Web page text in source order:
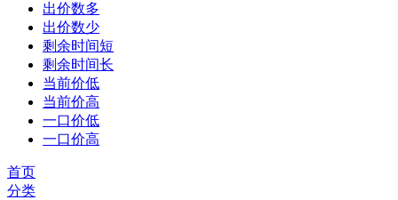
出价数多
出价数少
剩余时间短
剩余时间长
当前价低
当前价高
一口价低
一口价高
首页
分类